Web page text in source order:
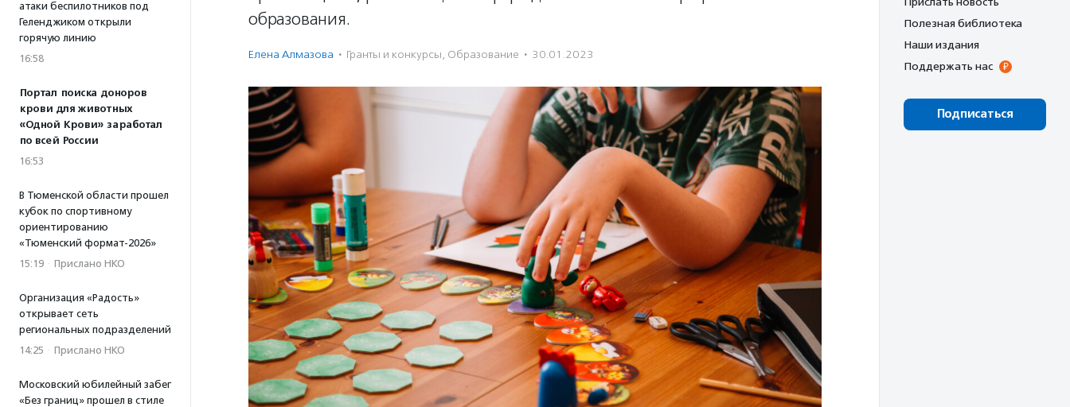
атаки беспилотников под
Геленджиком открыли
горячую линию
16:58
Портал поиска доноров
крови для животных
«Одной Крови» заработал
по всей России
16:53
В Тюменской области прошел
кубок по спортивному
ориентированию
«Тюменский формат-2026»
15:19 · Прислано НКО
Организация «Радость»
открывает сеть
региональных подразделений
14:25 · Прислано НКО
Московский юбилейный забег
«Без границ» прошел в стиле
образования.
Елена Алмазова · Гранты и конкурсы, Образование · 30.01.2023
Полезная библиотека
Наши издания
Поддержать нас
Подписаться